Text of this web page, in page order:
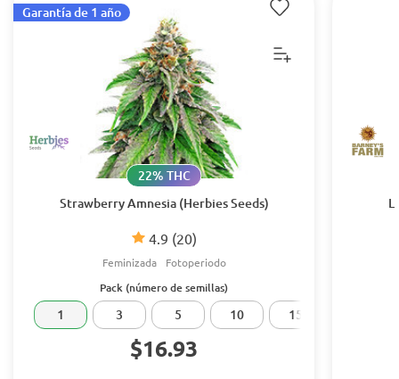
Strawberry Amnesia (Herbies Seeds)
4.9 (20)
22% THC
Feminizada Fotoperiodo
Garantía de 1 año
Pack (número de semillas)
1 3 5 10 15
$16.93